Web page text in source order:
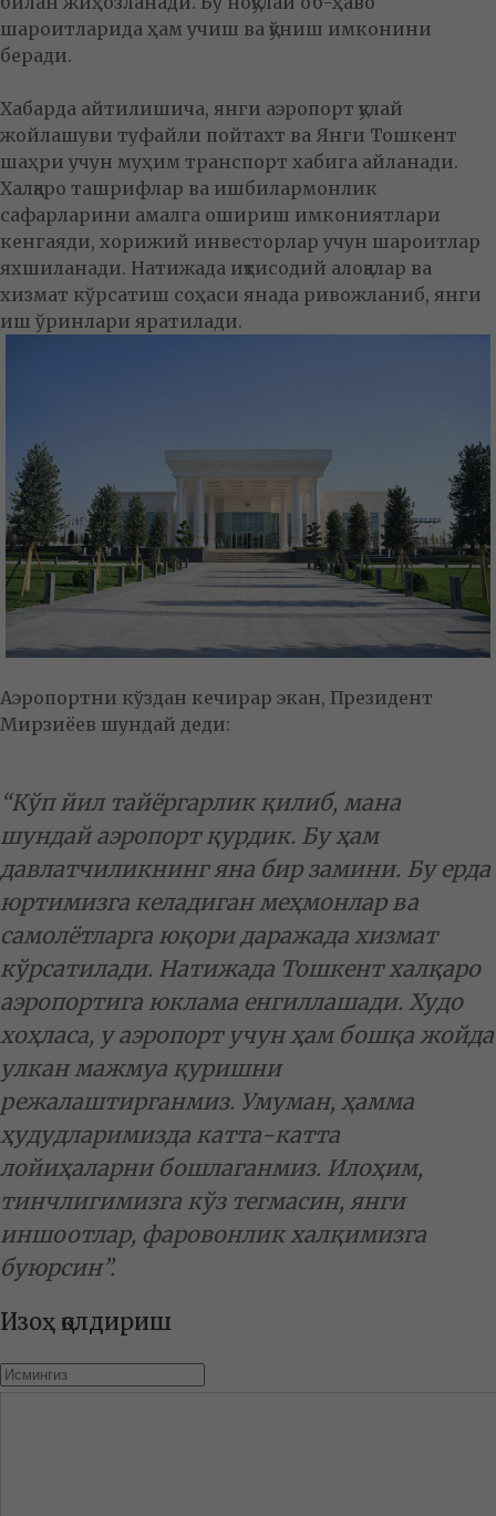
шароитларида ҳам учиш ва қўниш имконини
беради.
Хабарда айтилишича, янги аэропорт қулай
жойлашуви туфайли пойтахт ва Янги Тошкент
шаҳри учун муҳим транспорт хабига айланади.
Халқаро ташрифлар ва ишбилармонлик
сафарларини амалга ошириш имкониятлари
кенгаяди, хорижий инвесторлар учун шароитлар
яхшиланади. Натижада иқтисодий алоқалар ва
хизмат кўрсатиш соҳаси янада ривожланиб, янги
иш ўринлари яратилади.
Аэропортни кўздан кечирар экан, Президент
Мирзиёев шундай деди:
“Кўп йил тайёргарлик қилиб, мана
шундай аэропорт қурдик. Бу ҳам
давлатчиликнинг яна бир замини. Бу ерда
юртимизга келадиган меҳмонлар ва
самолётларга юқори даражада хизмат
кўрсатилади. Натижада Тошкент халқаро
аэропортига юклама енгиллашади. Худо
хоҳласа, у аэропорт учун ҳам бошқа жойда
улкан мажмуа қуришни
режалаштирганмиз. Умуман, ҳамма
ҳудудларимизда катта-катта
лойиҳаларни бошлаганмиз. Илоҳим,
тинчлигимизга кўз тегмасин, янги
иншоотлар, фаровонлик халқимизга
буюрсин”.
Изоҳ қолдириш